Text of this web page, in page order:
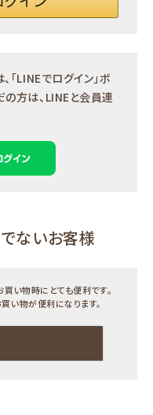
LINEでログイン」ボ
の方は、 LINEと会員連
ないお客様
い物時にとても便利です。
い物が便利になります。